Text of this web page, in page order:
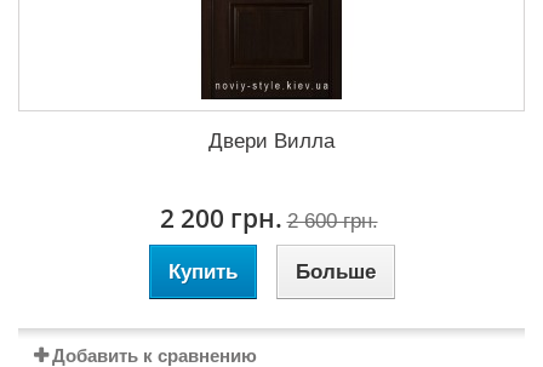
Двери Вилла
2 200 грн. 2 600 грн.
Купить Больше
Добавить к сравнению